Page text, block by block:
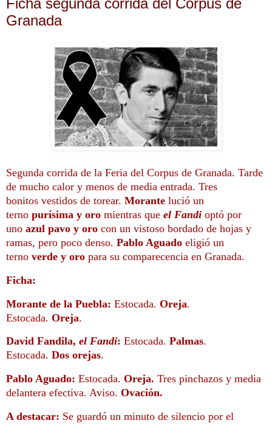
Ficha segunda corrida del Corpus de
Granada
Segunda corrida de la Feria del Corpus de Granada. Tarde
de mucho calor y menos de media entrada. Tres
bonitos vestidos de torear. Morante lució un
terno purísima y oro mientras que el Fandi optó por
uno azul pavo y oro con un vistoso bordado de hojas y
ramas, pero poco denso. Pablo Aguado eligió un
terno verde y oro para su comparecencia en Granada.
Ficha:
Morante de la Puebla: Estocada. Oreja.
Estocada. Oreja.
David Fandila, el Fandi: Estocada. Palmas.
Estocada. Dos orejas.
Pablo Aguado: Estocada. Oreja. Tres pinchazos y media
delantera efectiva. Aviso. Ovación.
A destacar: Se guardó un minuto de silencio por el